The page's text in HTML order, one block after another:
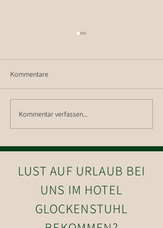
Wanderung auf die Hohe
Salve
Kommentare
Kommentar verfassen...
LUST AUF URLAUB BEI
UNS IM HOTEL
GLOCKENSTUHL